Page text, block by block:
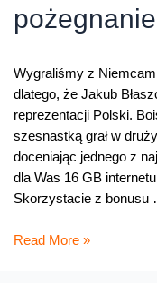
Wygraliśmy z
dlatego, że Jakub
reprezentacji Polski.
szesnastką grał w
doceniając jednego z
dla Was 16 GB
Skorzystacie z bonusu
16
Read More »